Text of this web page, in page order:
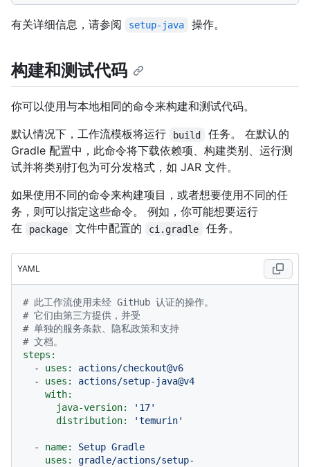
有关详细信息，请参阅 setup-java 操作。
构建和测试代码
你可以使用与本地相同的命令来构建和测试代码。
默认情况下，工作流模板将运行
build
任务。 在默认的
Gradle 配置中，此命令将下载依赖项、构建类别、运行测
试并将类别打包为可分发格式，如 JAR 文件。
如果使用不同的命令来构建项目，或者想要使用不同的任
务，则可以指定这些命令。 例如，你可能想要运行
在
package 文件中配置的 ci.gradle 任务。
YAML
# 此工作流使用未经 GitHub 认证的操作。
# 它们由第三方提供，并受
# 单独的服务条款、隐私政策和支持
# 文档。
steps:
-
uses:
actions/checkout@v6
-
uses:
actions/setup-java@v4
with:
java-version:
'17'
distribution:
'temurin'
- name: Setup Gradle
uses:
gradle/actions/setup-